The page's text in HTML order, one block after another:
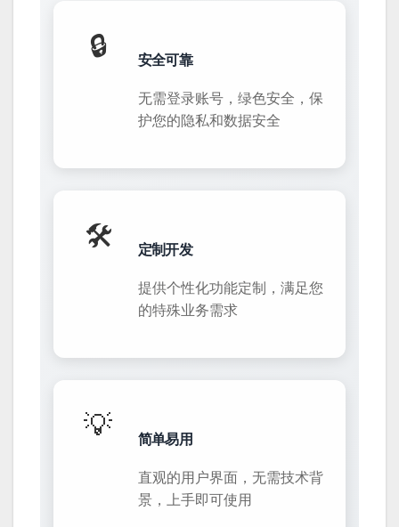
🔒 安全可靠
无需登录账号，绿色安全，保
护您的隐私和数据安全
🛠️ 定制开发
提供个性化功能定制，满足您
的特殊业务需求
💡 简单易用
直观的用户界面，无需技术背
景，上手即可使用